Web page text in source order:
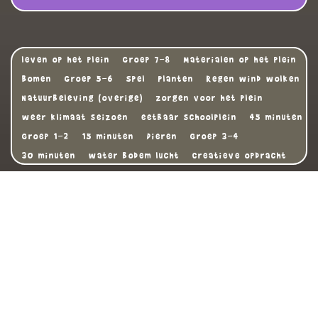
leven op het plein Groep 7-8
Materialen op het plein
Bomen
Groep 5-6 Spel Planten
Regen wind wolken
Natuurbeleving (overige)
zorgen voor het plein
weer klimaat seizoen
eetbaar schoolplein
45 minuten
Groep 1-2
15 minuten Dieren
Groep 3-4
30 minuten
water bodem lucht Creatieve opdracht